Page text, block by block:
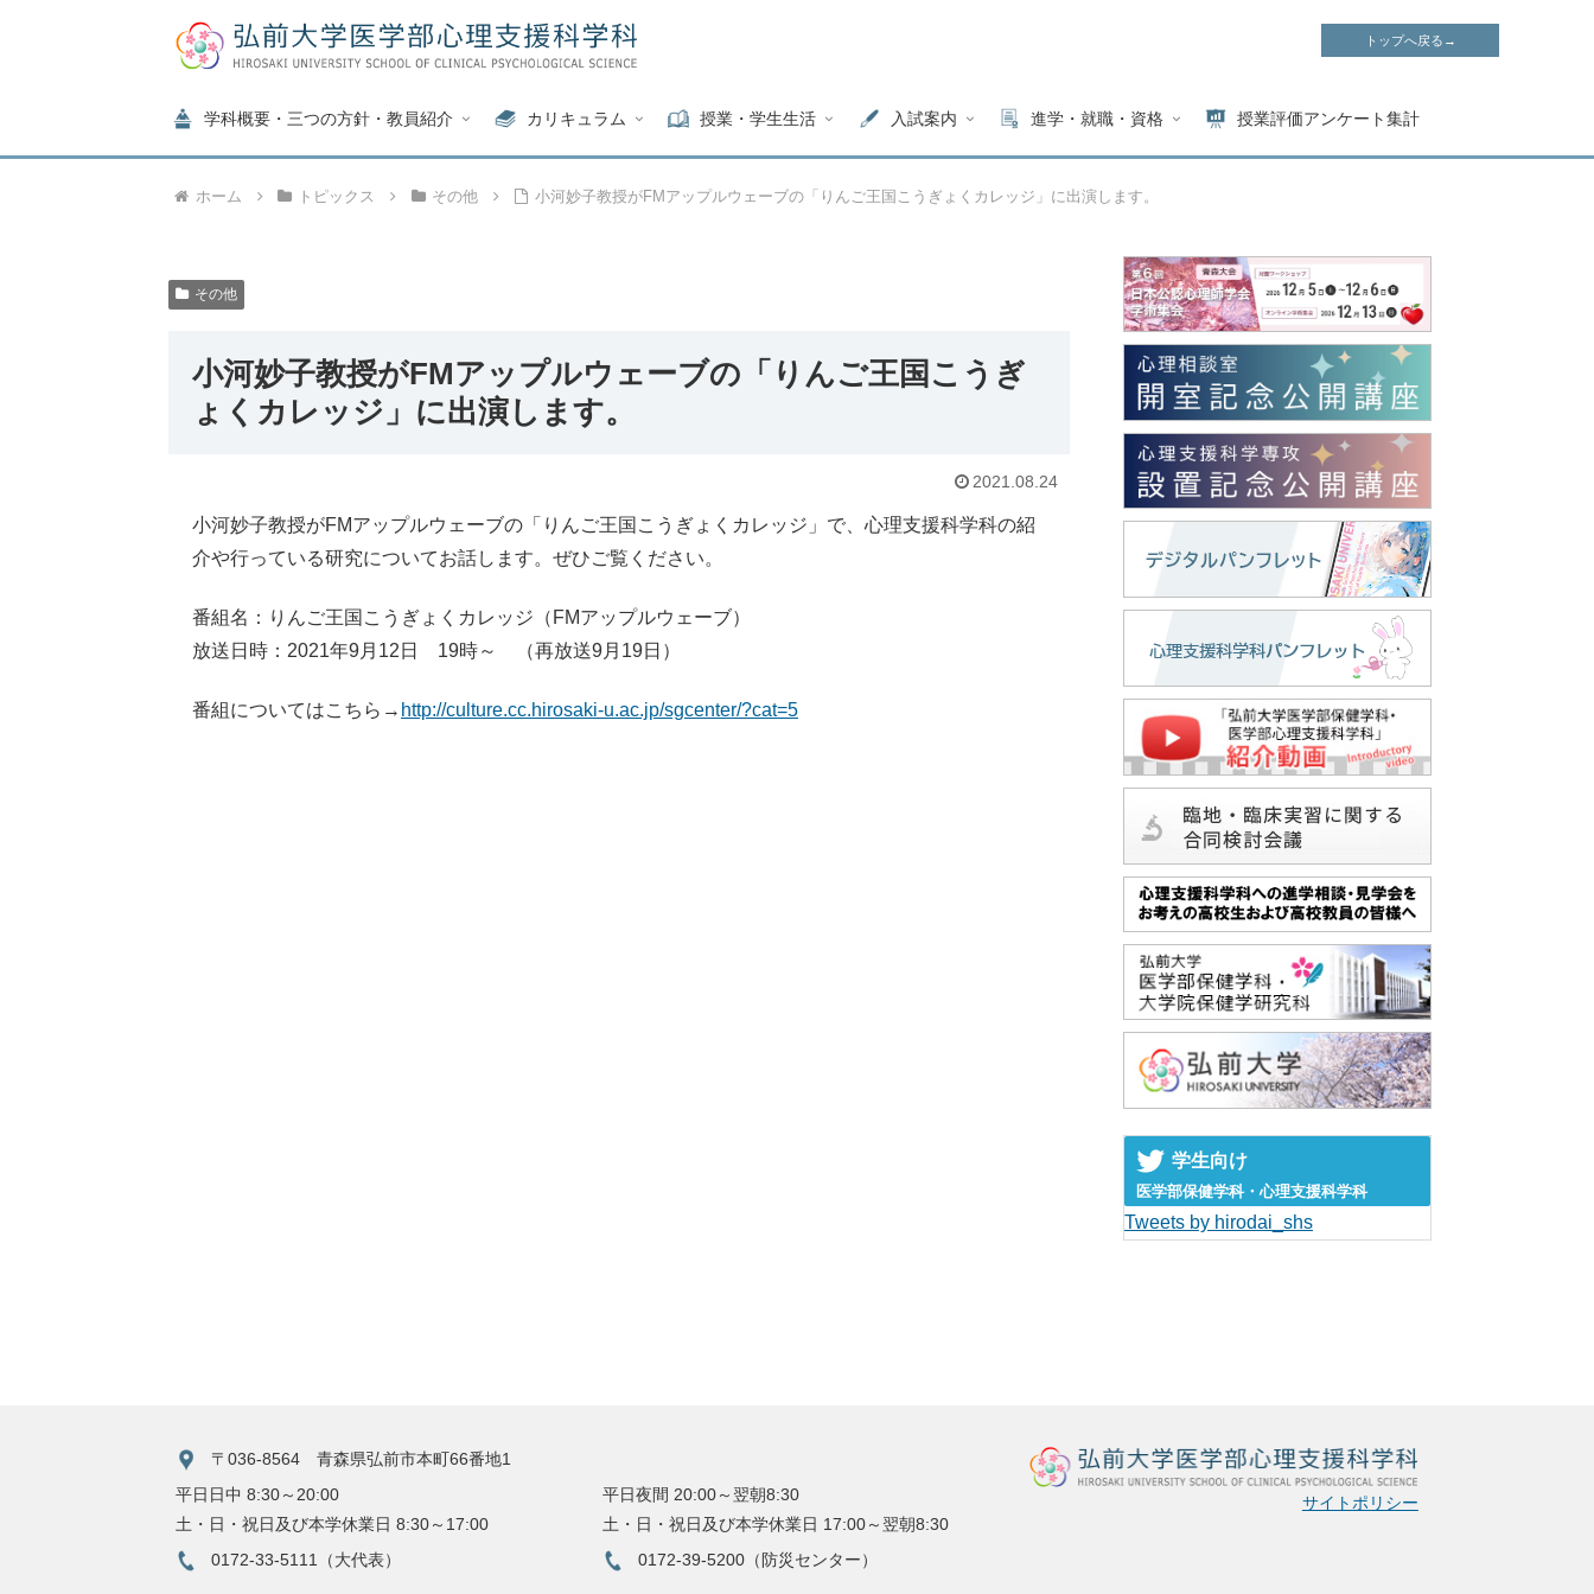
トップへ戻る→
学科概要・三つの方針・教員紹介 カリキュラム 授業・学生生活 入試案内 進学・就職・資格 授業評価アンケート集計
ホーム トピックス その他 小河妙子教授がFMアップルウェーブの「りんご王国こうぎょくカレッジ」に出演します。
その他
小河妙子教授がFMアップルウェーブの「りんご王国こうぎ
ょくカレッジ」に出演します。
2021.08.24
小河妙子教授がFMアップルウェーブの「りんご王国こうぎょくカレッジ」で、心理支援科学科の紹
介や行っている研究についてお話します。ぜひご覧ください。
番組名：りんご王国こうぎょくカレッジ（FMアップルウェーブ）
放送日時：2021年9月12日 19時～ （再放送9月19日）
番組についてはこちら→ http://culture.cc.hirosaki-u.ac.jp/sgcenter/?cat=5
学生向け
医学部保健学科・心理支援科学科
Tweets by hirodai_shs
〒036-8564 青森県弘前市本町66番地1
平日日中 8:30～20:00
土・日・祝日及び本学休業日 8:30～17:00
0172-33-5111（大代表）
平日夜間 20:00～翌朝8:30
土・日・祝日及び本学休業日 17:00～翌朝8:30
0172-39-5200（防災センター）
サイトポリシー